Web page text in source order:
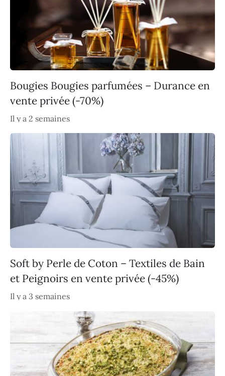
Bougies Bougies parfumées – Durance en
vente privée (-70%)
Il y a 2 semaines
Soft by Perle de Coton – Textiles de Bain
et Peignoirs en vente privée (-45%)
Il y a 3 semaines